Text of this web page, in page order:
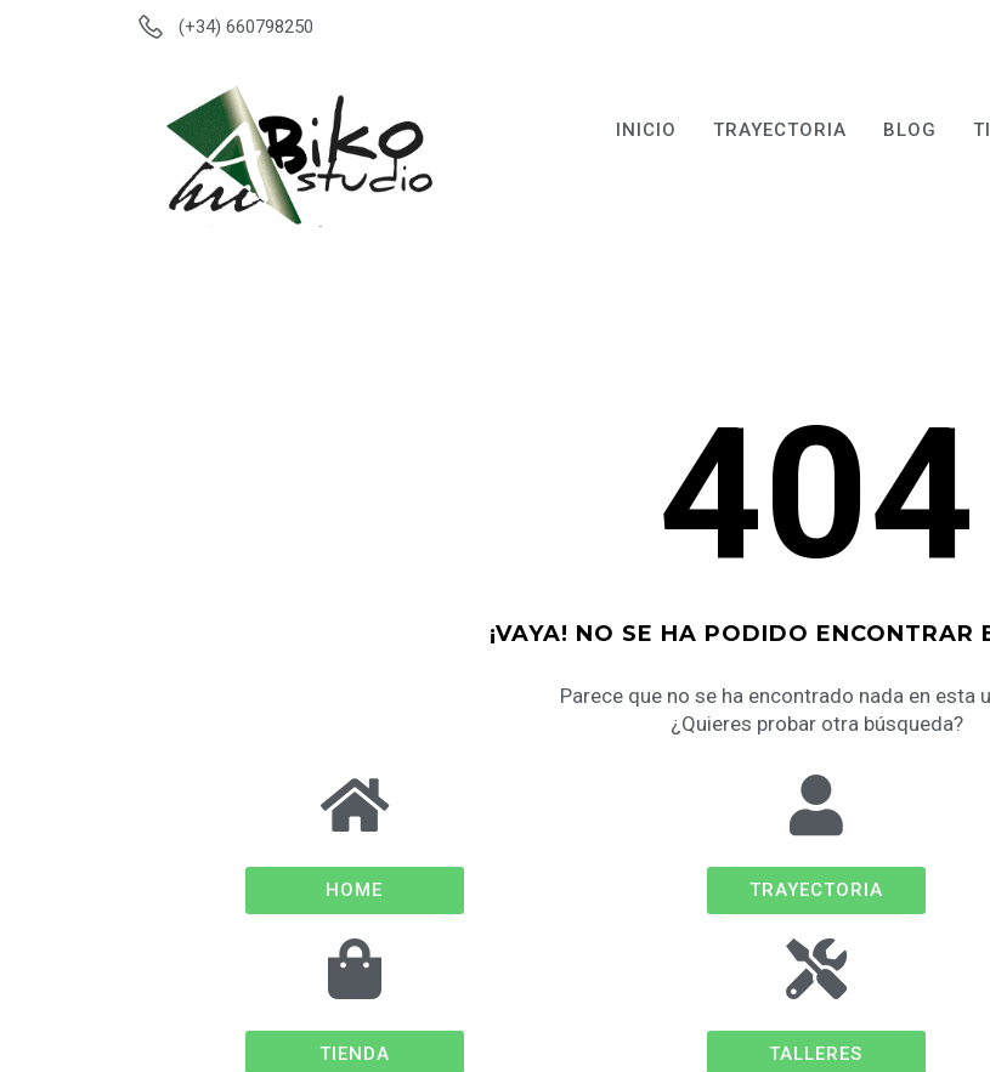
(+34) 660798250
INICIO TRAYECTORIA BLOG
404
¡VAYA! NO SE HA PODIDO ENCONTRAR
Parece que no se ha encontrado nada en esta
¿Quieres probar otra búsqueda?
HOME TRAYECTORIA
TIENDA TALLERES